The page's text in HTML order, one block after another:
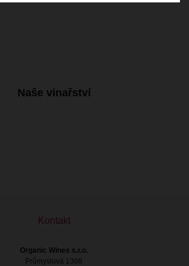
Naše vinařství
Kontakt
Organic Wines s.r.o.
Průmyslová 1368